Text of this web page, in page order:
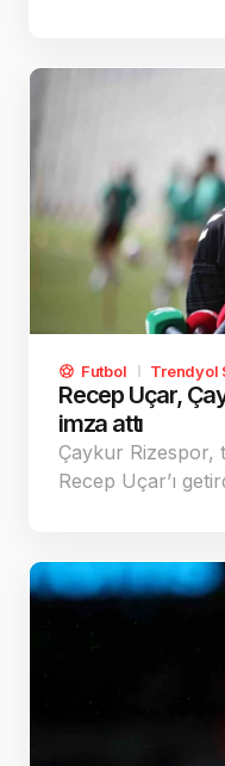
Futbol Trendyol
Recep Uçar,
imza attı
Çaykur Rizespor,
Recep Uçar’ı